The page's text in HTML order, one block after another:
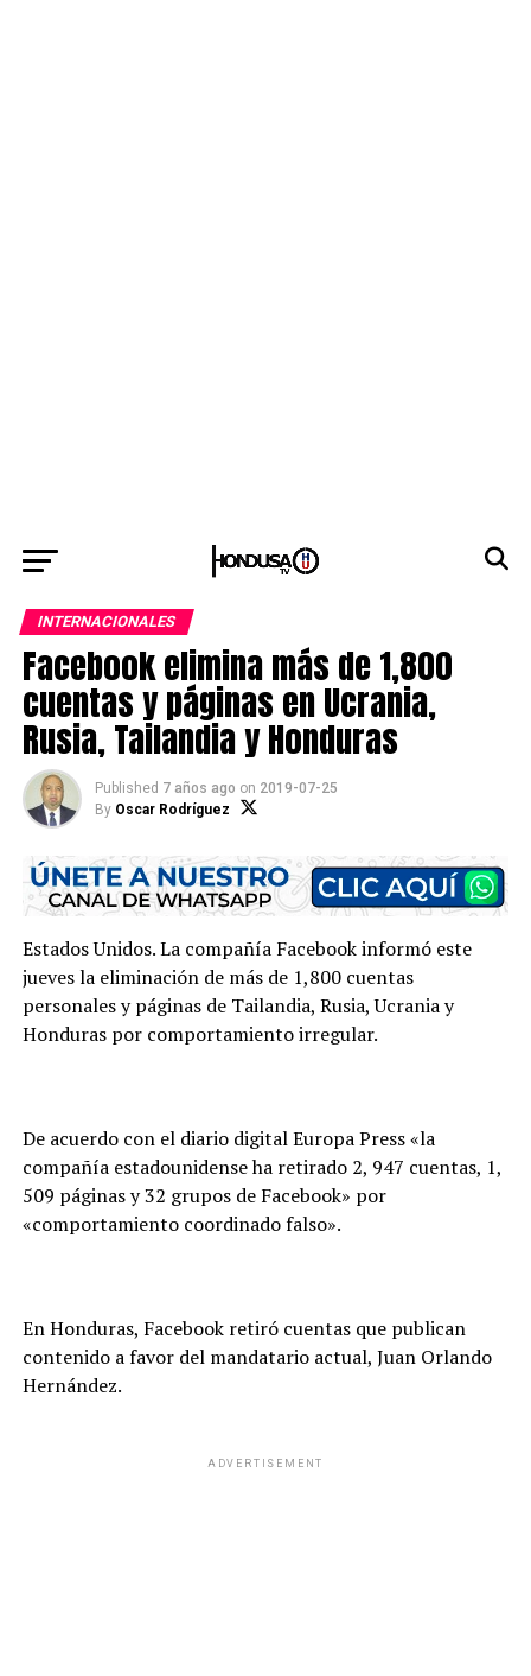
INTERNACIONALES
Facebook elimina más de 1,800
cuentas y páginas en Ucrania,
Rusia, Tailandia y Honduras
Published 7 años ago on 2019-07-25
By Oscar Rodríguez
Estados Unidos. La compañía Facebook informó este
jueves la eliminación de más de 1,800 cuentas
personales y páginas de Tailandia, Rusia, Ucrania y
Honduras por comportamiento irregular.
De acuerdo con el diario digital Europa Press «la
compañía estadounidense ha retirado 2, 947 cuentas, 1,
509 páginas y 32 grupos de Facebook» por
«comportamiento coordinado falso».
En Honduras, Facebook retiró cuentas que publican
contenido a favor del mandatario actual, Juan Orlando
Hernández.
ADVERTISEMENT